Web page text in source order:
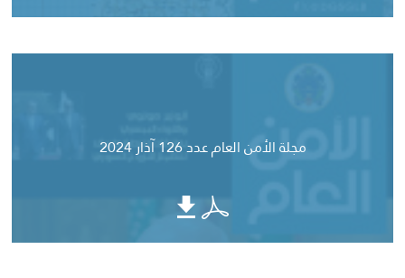
مجلة الأمن العام عدد 126 آذار 2024